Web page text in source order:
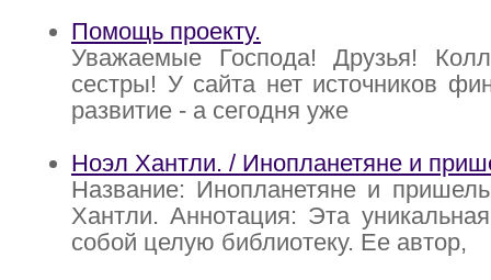
Помощь проекту.
Уважаемые Господа! Друзья!
сестры! У сайта нет источников
развитие - а сегодня уже
Ноэл Хантли. / Инопланетяне и
Название: Инопланетяне и
Хантли. Аннотация: Эта
собой целую библиотеку. Ее автор,